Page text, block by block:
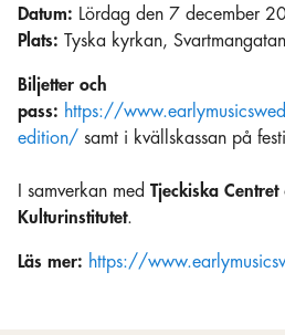
Datum: Lördag den 7 december
Plats: Tyska kyrkan,
Biljetter och
pass: https://
edition/ samt i kvällskassan på
I samverkan med Tjeckiska Centret
Kulturinstitutet.
Läs mer: https://